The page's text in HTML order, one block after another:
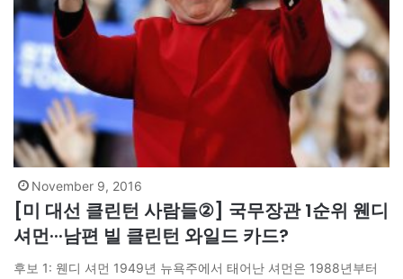
November 9, 2016
[미 대선 클린턴 사람들②] 국무장관 1순위 웬디
셔먼···남편 빌 클린턴 와일드 카드?
후보 1: 웬디 셔먼 1949년 뉴욕주에서 태어난 셔먼은 1988년부터